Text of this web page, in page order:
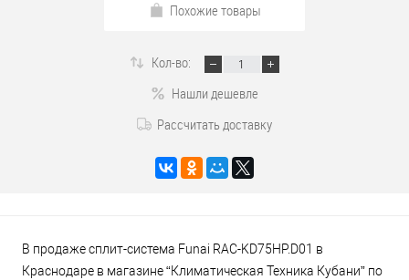
Похожие товары
Кол-во:
Нашли дешевле
Рассчитать доставку
В продаже сплит-система Funai RAC-KD75HP.D01 в
Краснодаре в магазине “Климатическая Техника Кубани” по